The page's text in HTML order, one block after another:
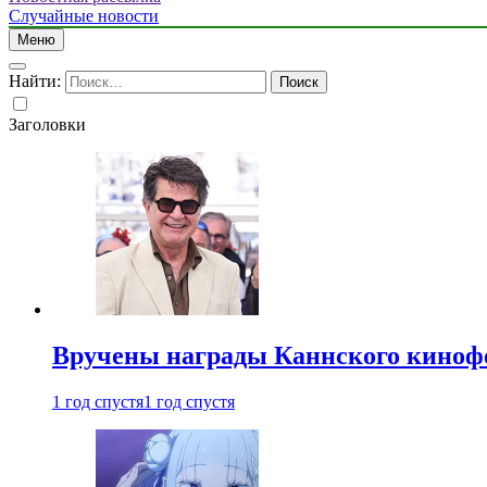
Случайные новости
Меню
Найти:
Заголовки
Вручены награды Каннского
1 год спустя1 год спустя